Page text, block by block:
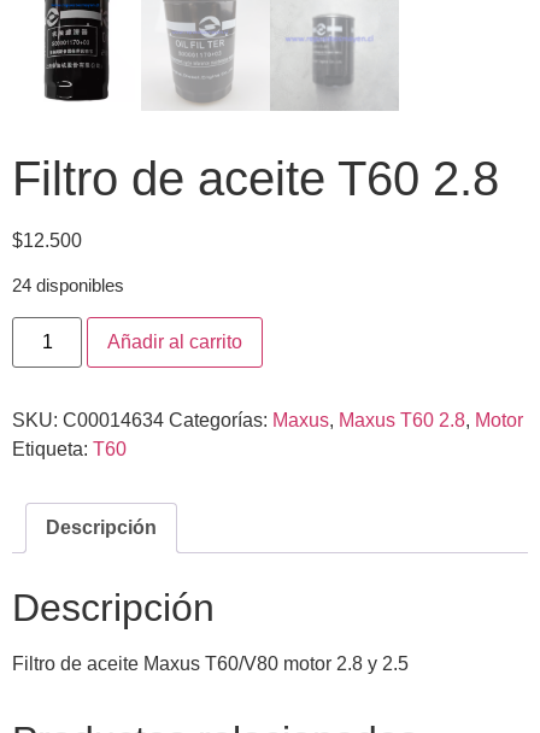
Filtro de aceite T60 2.8
$12.500
24 disponibles
Añadir al carrito
SKU: C00014634 Categorías: Maxus, Maxus T60 2.8, Motor
Etiqueta: T60
Descripción
Descripción
Filtro de aceite Maxus T60/V80 motor 2.8 y 2.5